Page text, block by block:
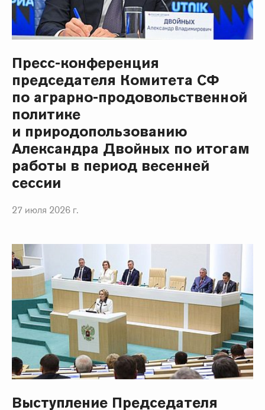
Пресс-конференция
председателя Комитета СФ
по аграрно-продовольственной
политике
и природопользованию
Александра Двойных по итогам
работы в период весенней
сессии
27 июля 2026 г.
Выступление Председателя